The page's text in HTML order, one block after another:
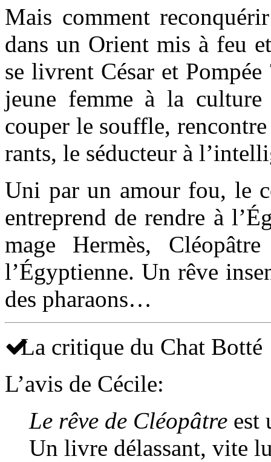
Mais com­ment
dans un Orient mis à feu
se livrent César et
jeune femme à la
couper le souf­fle,
rants, le séduc­teur à
Uni par un amour fou, le
entre­prend de rendre à
mage Hermès,
l’Égyptienne. Un rêve
des pha­raons…
La critique du Chat Botté
L’avis de Cécile:
Le rêve de Cléopâtre est
Un livre délassant, vite